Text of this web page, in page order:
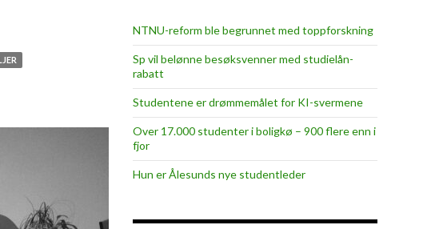
NTNU-reform ble begrunnet med toppforskning
Sp vil belønne besøksvenner med studielån-
rabatt
Studentene er drømmemålet for KI-svermene
Over 17.000 studenter i boligkø – 900 flere enn i
fjor
Hun er Ålesunds nye studentleder